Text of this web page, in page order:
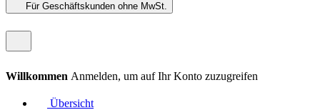
Für Geschäftskunden ohne MwSt.
Willkommen Anmelden, um auf Ihr Konto zuzugreifen
Übersicht